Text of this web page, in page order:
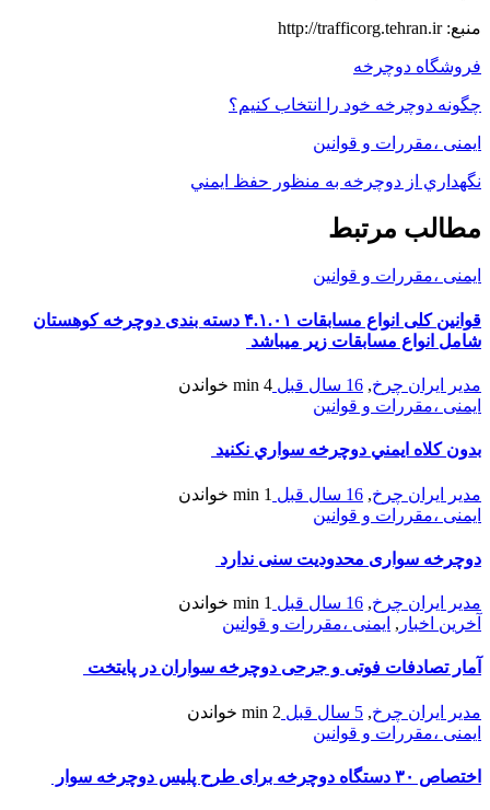
منبع: http://trafficorg.tehran.ir
فروشگاه دوچرخه
چگونه دوچرخه خود را انتخاب كنيم؟
ایمنی ،مقررات و قوانین
نگهداري از دوچرخه به منظور حفظ ايمني
مطالب مرتبط
ایمنی ،مقررات و قوانین
قوانین کلی انواع مسابقات ۴.۱.۰۱ دسته بندی دوچرخه کوهستان
شامل انواع مسابقات زیر میباشد
مدیر ایران چرخ, 16 سال قبل 4 min
خواندن
ایمنی ،مقررات و قوانین
بدون کلاه ايمني دوچرخه سواري نکنيد
مدیر ایران چرخ, 16 سال قبل 1 min
خواندن
ایمنی ،مقررات و قوانین
دوچرخه سواری محدودیت سنی ندارد
مدیر ایران چرخ, 16 سال قبل 1 min
خواندن
آخرین اخبار , ایمنی ،مقررات و قوانین
آمار تصادفات فوتی و جرحی دوچرخه سواران در پایتخت
مدیر ایران چرخ, 5 سال قبل 2 min
خواندن
ایمنی ،مقررات و قوانین
اختصاص ۳۰ دستگاه دوچرخه برای طرح پلیس دوچرخه سوار